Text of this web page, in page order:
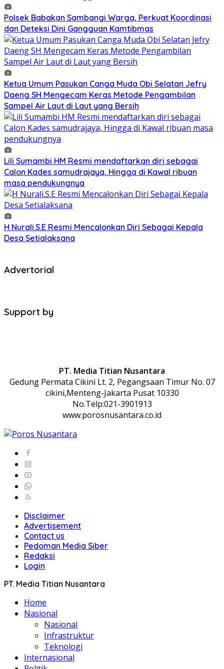
Polsek Babakan Sambangi Warga, Perkuat Koordinasi
dan Deteksi Dini Gangguan Kamtibmas
Ketua Umum Pasukan Canga Muda Obi Selatan Jefry
Daeng SH Mengecam Keras Metode Pengambilan
Sampel Air Laut di Laut yang Bersih
Lili Sumambi HM Resmi mendaftarkan diri sebagai
Calon Kades samudrajaya, Hingga di Kawal ribuan
masa pendukungnya
H Nurali.S.E Resmi Mencalonkan Diri Sebagai Kepala
Desa Setialaksana
Advertorial
Support by
PT. Media Titian Nusantara
Gedung Permata Cikini Lt. 2, Pegangsaan Timur No. 07
cikini,Menteng-Jakarta Pusat 10330
No.Telp:021-3901913
www.porosnusantara.co.id
Disclaimer
Advertisement
Contact us
Pedoman Media Siber
Redaksi
Login
PT. Media Titian Nusantara
Home
Nasional
Nasional
Infrastruktur
Teknologi
Internasional